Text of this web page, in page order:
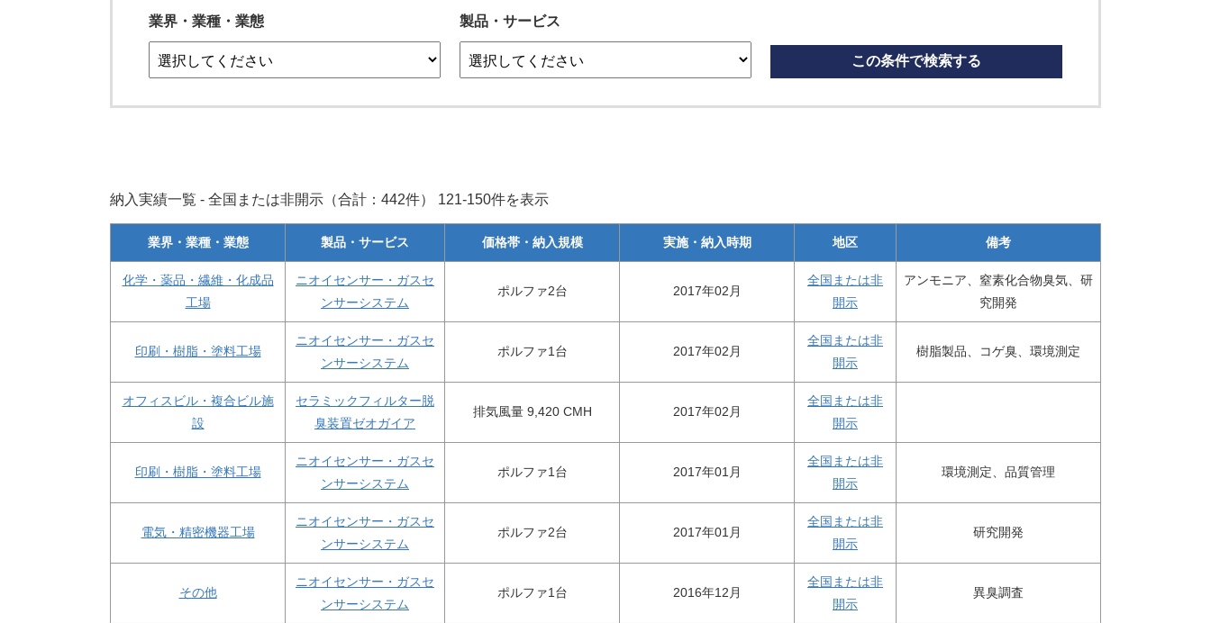
業界・業種・業態 製品・サービス
この条件で検索する
納入実績一覧 - 全国または非開示（合計：442件） 121-150件を表示
業界・業種・業態 製品・サービス 価格帯・納入規模 実施・納入時期 地区 備考
化学・薬品・繊維・化成品
工場
ニオイセンサー・ガスセ
ンサーシステム
ポルファ2台 2017年02月
全国または非
開示
アンモニア、窒素化合物臭気、研
究開発
印刷・樹脂・塗料工場
ニオイセンサー・ガスセ
ンサーシステム
ポルファ1台 2017年02月
全国または非
開示
樹脂製品、コゲ臭、環境測定
オフィスビル・複合ビル施
設
セラミックフィルター脱
臭装置ゼオガイア
排気風量 9,420 CMH 2017年02月
全国または非
開示
印刷・樹脂・塗料工場
ニオイセンサー・ガスセ
ンサーシステム
ポルファ1台 2017年01月
全国または非
開示
環境測定、品質管理
電気・精密機器工場
ニオイセンサー・ガスセ
ンサーシステム
ポルファ2台 2017年01月
全国または非
開示
研究開発
その他
ニオイセンサー・ガスセ
ンサーシステム
ポルファ1台 2016年12月
全国または非
開示
異臭調査